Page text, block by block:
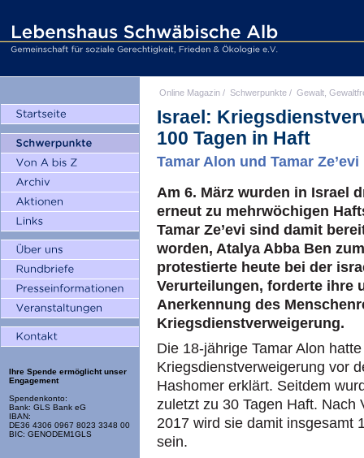
Ihre Spende ermöglicht unser
Engagement
Spendenkonto:
Bank: GLS Bank eG
IBAN:
DE36 4306 0967 8023 3348 00
BIC: GENODEM1GLS
Online Magazin / Schwerpunkte / Gewalt,
Israel:
100 Tagen in Haft
Tamar Alon und Tamar
Am 6. März wurden in Israel
erneut zu mehrwöchigen
Tamar Ze’evi sind damit
worden, Atalya Abba Ben
protestierte heute bei der
Verurteilungen, forderte ihre
Anerkennung des
Kriegsdienstverweigerung.
Die 18-jährige Tamar Alon
Kriegsdienstverweigerung vor
Hashomer erklärt. Seitdem
zuletzt zu 30 Tagen Haft. Nach
2017 wird sie damit insgesamt
sein.